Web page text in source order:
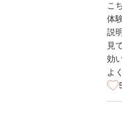
こ
体
説
見
効
よ